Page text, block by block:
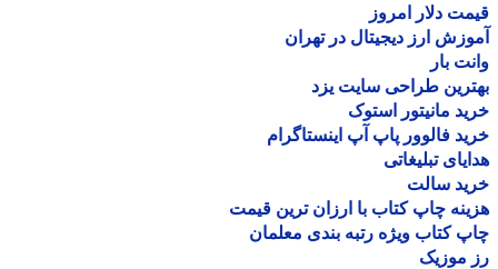
دلار امروز
ارز دیجیتال در تهران
بار
طراحی سایت یزد
مانیتور استوک
فالوور پاپ آپ اینستاگرام
تبلیغاتی
سالت
چاپ کتاب با ارزان ترین قیمت
کتاب ویژه رتبه بندی معلمان
موزیک